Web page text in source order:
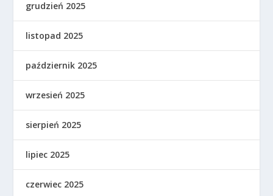
grudzień 2025
listopad 2025
październik 2025
wrzesień 2025
sierpień 2025
lipiec 2025
czerwiec 2025